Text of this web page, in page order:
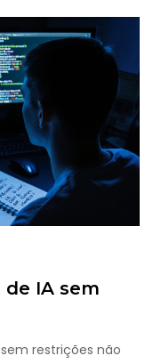
IA sem
restrições não